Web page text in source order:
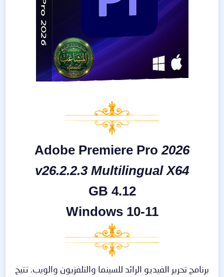
Adobe Premiere Pro2026
v26.2.2.3 Multilingual X64
4.12 GB
Windows 10-11
برنامج تحرير الفيديو الرائد للسينما والتلفزيون والويب. تتيح